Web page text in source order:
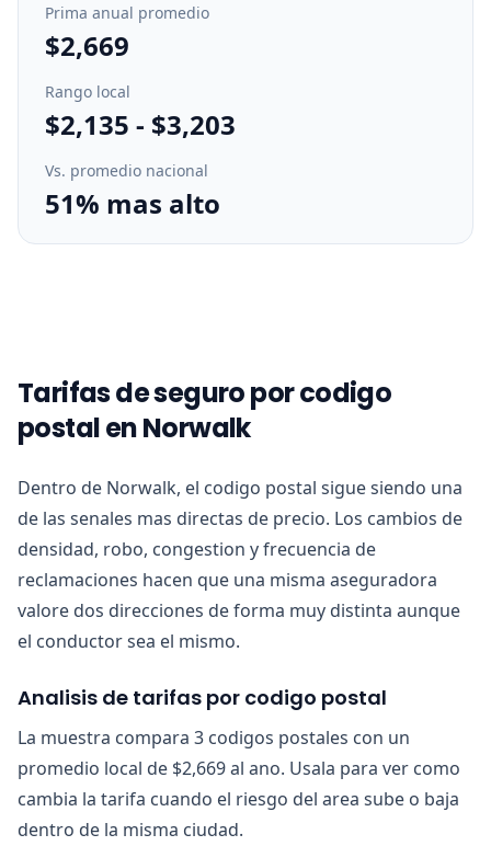
Prima anual promedio
$2,669
Rango local
$2,135 - $3,203
Vs. promedio nacional
51% mas alto
Tarifas de seguro por codigo
postal en Norwalk
Dentro de Norwalk, el codigo postal sigue siendo una
de las senales mas directas de precio. Los cambios de
densidad, robo, congestion y frecuencia de
reclamaciones hacen que una misma aseguradora
valore dos direcciones de forma muy distinta aunque
el conductor sea el mismo.
Analisis de tarifas por codigo postal
La muestra compara 3 codigos postales con un
promedio local de $2,669 al ano. Usala para ver como
cambia la tarifa cuando el riesgo del area sube o baja
dentro de la misma ciudad.